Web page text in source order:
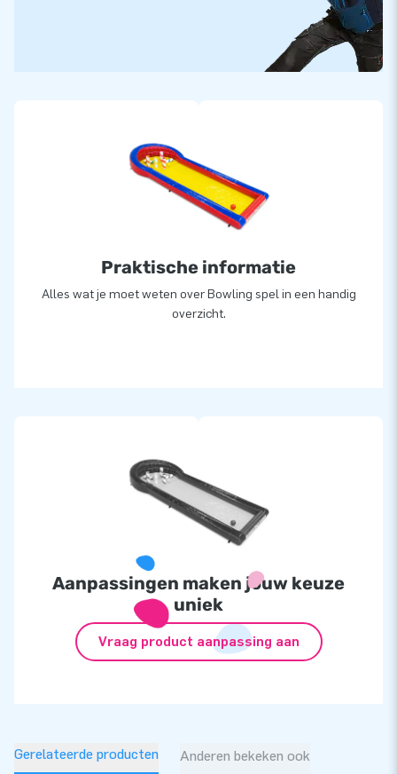
Praktische informatie
Alles wat je moet weten over Bowling spel in een handig
overzicht.
Aanpassingen maken jouw keuze
uniek
Vraag product aanpassing aan
Gerelateerde producten Anderen bekeken ook